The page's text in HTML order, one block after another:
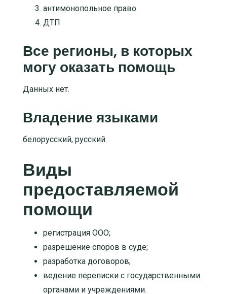
антимонопольное право
ДТП
Все регионы, в которых
могу оказать помощь
Данных нет.
Владение языками
белорусский, русский.
Виды
предоставляемой
помощи
регистрация ООО;
разрешение споров в суде;
разработка договоров;
ведение переписки с государственными
органами и учреждениями.